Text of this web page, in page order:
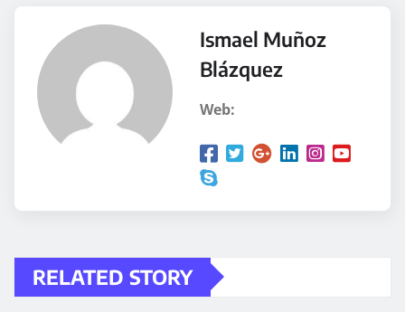
Ismael Muñoz
Blázquez
Web:
RELATED STORY